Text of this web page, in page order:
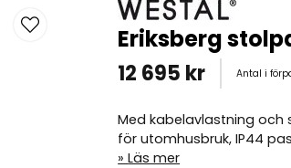
Eriksberg
12 695 kr Antal i
Med kabelavlastning och
för utomhusbruk, IP44
Läs mer